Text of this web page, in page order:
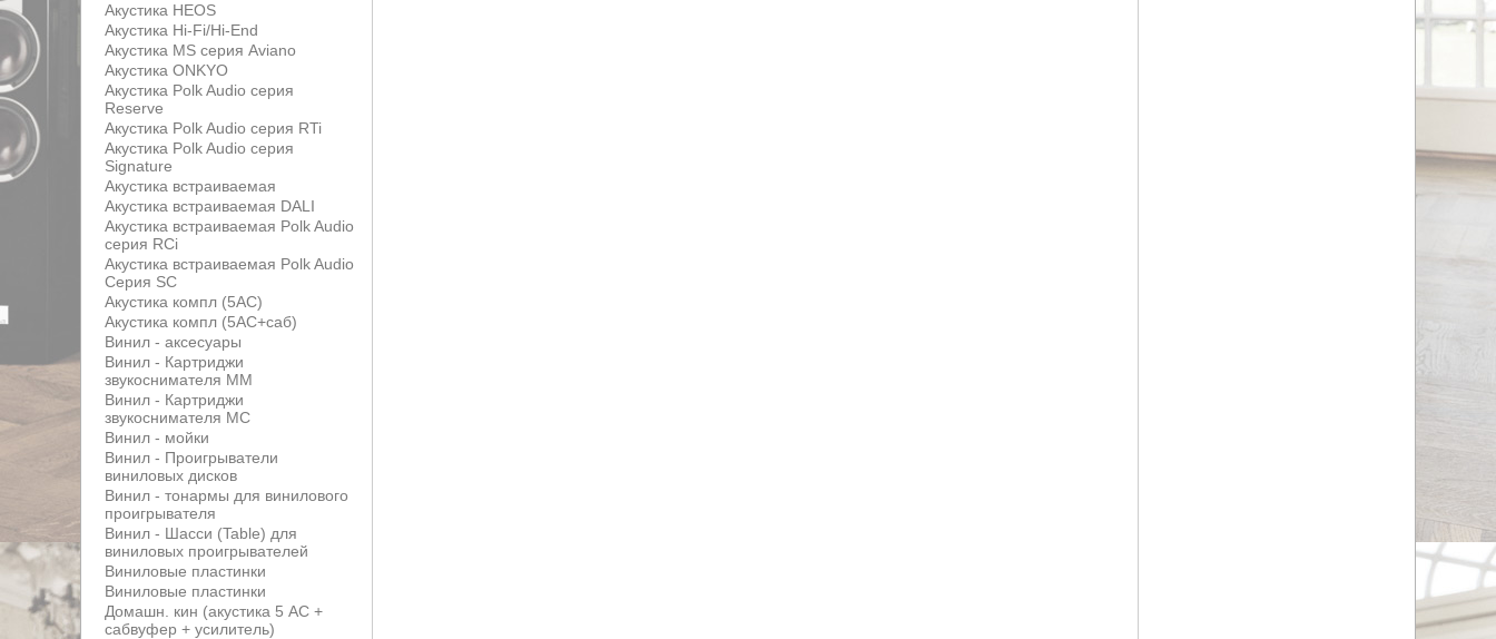
Акустика HEOS
Акустика Hi-Fi/Hi-End
Акустика MS серия Aviano
Акустика ONKYO
Акустика Polk Audio серия
Reserve
Акустика Polk Audio серия RTi
Акустика Polk Audio серия
Signature
Акустика встраиваемая
Акустика встраиваемая DALI
Акустика встраиваемая Polk Audio
серия RCi
Акустика встраиваемая Polk Audio
Серия SC
Акустика компл (5АС)
Акустика компл (5АС+саб)
Винил - аксесуары
Винил - Картриджи
звукоснимателя MM
Винил - Картриджи
звукоснимателя MС
Винил - мойки
Винил - Проигрыватели
виниловых дисков
Винил - тонармы для винилового
проигрывателя
Винил - Шасси (Table) для
виниловых проигрывателей
Виниловые пластинки
Виниловые пластинки
Домашн. кин (акустика 5 АС +
сабвуфер + усилитель)